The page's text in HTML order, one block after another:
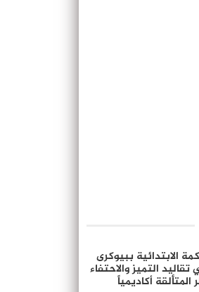
الابتدائية ببيوكرى
التميز والاحتفاء
المتألقة أكاديمياً